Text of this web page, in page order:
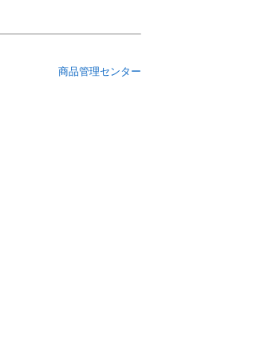
商品管理センター